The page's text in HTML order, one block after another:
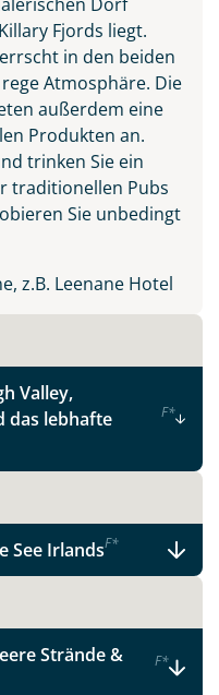
Fjords liegt.
in den beiden
Atmosphäre. Die
außerdem eine
Produkten an.
trinken Sie ein
traditionellen Pubs
Sie unbedingt
z.B. Leenane Hotel
Valley,
das lebhafte
F*
See IrlandsF*
Strände &
F*